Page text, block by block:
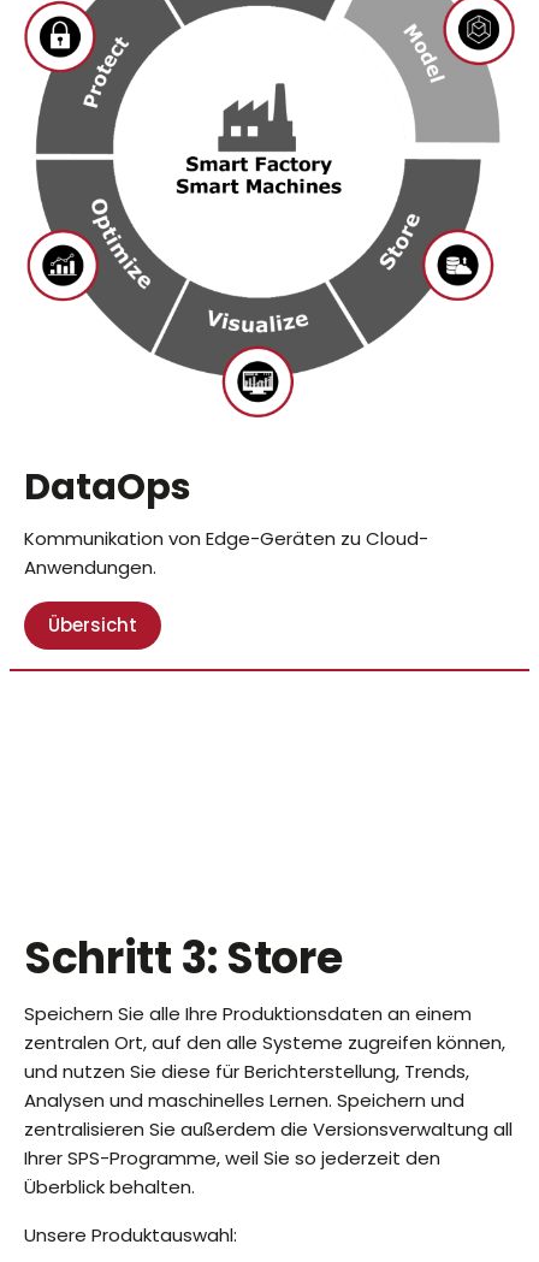
DataOps
Kommunikation von Edge-Geräten zu Cloud-
Anwendungen.
Übersicht
Schritt 3: Store
Speichern Sie alle Ihre Produktionsdaten an einem
zentralen Ort, auf den alle Systeme zugreifen können,
und nutzen Sie diese für Berichterstellung, Trends,
Analysen und maschinelles Lernen. Speichern und
zentralisieren Sie außerdem die Versionsverwaltung all
Ihrer SPS-Programme, weil Sie so jederzeit den
Überblick behalten.
Unsere Produktauswahl: